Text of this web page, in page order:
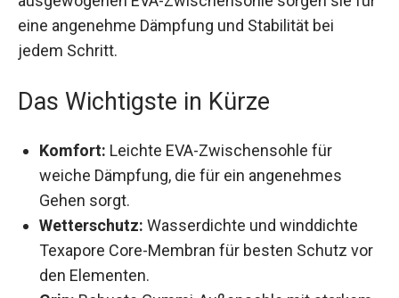
ausgewogenen EVA-Zwischensohle sorgen sie
für eine angenehme Dämpfung und Stabilität bei
jedem Schritt.
Das Wichtigste in Kürze
Komfort: Leichte EVA-Zwischensohle für
weiche Dämpfung, die für ein angenehmes
Gehen sorgt.
Wetterschutz: Wasserdichte und winddichte
Texapore Core-Membran für besten Schutz
vor den Elementen.